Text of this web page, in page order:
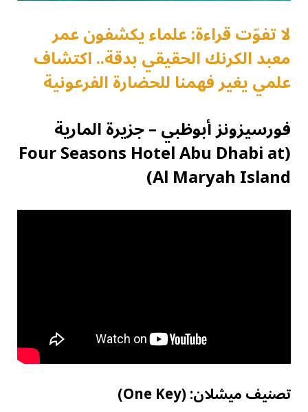
لا تفوّت قراءة: علماء يكشفون عمر
معبد الكرنك الحقيقي بدقة.. اكتشاف
علمي يغير فهمنا للحضارة الفرعونية
فورسيزونز أبوظبي – جزيرة المارية
(Four Seasons Hotel Abu Dhabi at
Al Maryah Island)
تصنيف ميشلان: (One Key)